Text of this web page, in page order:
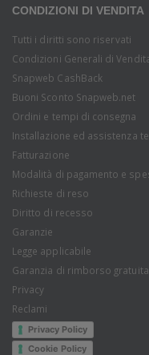
CONDIZIONI DI VENDITA
Tutti i diritti sono riservati
Condizioni Generali di
Snapweb CashBack
Buoni Sconto Snapweb.net
Ordini e tempi di consegna
Installazione ed assistenza
Fatturazione
Modalità di pagamento e
Richieste di reso
Diritto di recesso
Garanzie
Legge applicabile
Garanzia di rimborso
Privacy
Reclami
Privacy Policy
Cookie Policy